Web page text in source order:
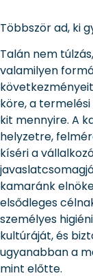
Többször ad, ki
Talán nem
valamilyen
köre, a
kit mennyire. A
helyzetre,
kíséri a
kamaránk
elsődleges
személyes
kultúráját, és
ugyanabban a
mint előtte.